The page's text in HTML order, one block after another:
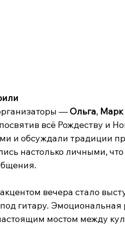
— Ольга, Марк
всё Рождеству и
и обсуждали традиции
настолько личными,
вечера стало
гитару. Эмоциональная
мостом между